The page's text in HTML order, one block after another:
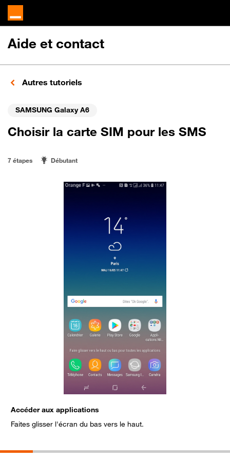
Aide et contact
Autres tutoriels
SAMSUNG Galaxy A6
Choisir la carte SIM pour les SMS
7 étapes Débutant
Accéder aux applications
Faites glisser l'écran du bas vers le haut.